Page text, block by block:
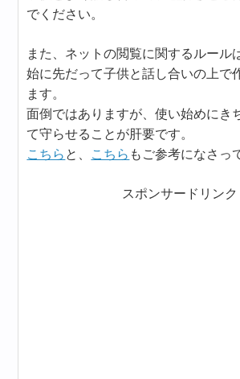
でください。
また、ネットの閲覧に関するルール
始に先だって子供と話し合いの上で
ます。
面倒ではありますが、使い始めにき
て守らせることが肝要です。
こちら と、 こちら もご参考になさっ
スポンサードリンク